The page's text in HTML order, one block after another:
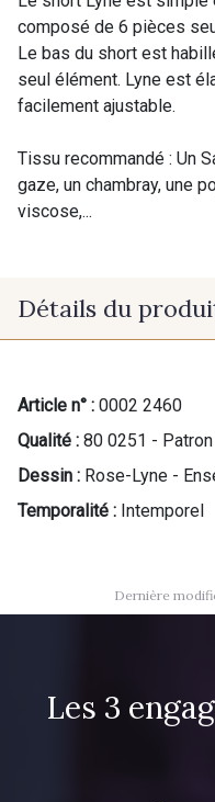
composé de 6 pièces
Le bas du short est
seul élément. Lyne est
facilement ajustable.
Tissu recommandé : Un
gaze, un chambray, une
viscose,...
Détails du
Article n° : 0002 2460
Qualité : 80 0251 - Patron
Dessin : Rose-Lyne -
Temporalité : Intemporel
Dernière
Les 3